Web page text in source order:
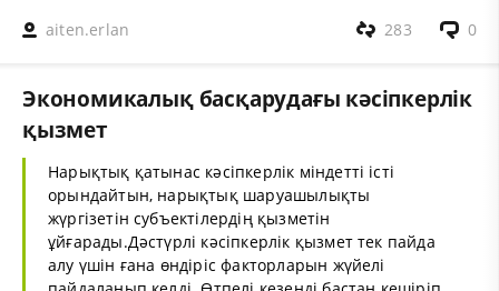
aiten.erlan 0
283
Экономикалық басқарудағы кәсіпкерлік
қызмет
Нарықтық қатынас кәсіпкерлік міндетті істі
орындайтын, нарықтық шаруашылықты
жүргізетін субъектілердің қызметін
ұйғарады.Дәстүрлі кәсіпкерлік қызмет тек пайда
алу үшін ғана өндіріс факторларын жүйелі